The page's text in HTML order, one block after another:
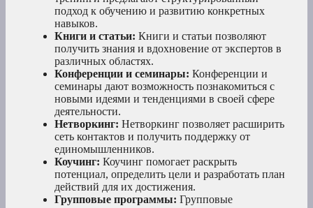
подход к обучению и развитию конкретных
навыков.
Книги и статьи: Книги и статьи позволяют
получить знания и вдохновение от экспертов в
различных областях.
Конференции и семинары: Конференции и
семинары дают возможность познакомиться с
новыми идеями и тенденциями в своей сфере
деятельности.
Нетворкинг: Нетворкинг позволяет расширить
сеть контактов и получить поддержку от
единомышленников.
Коучинг: Коучинг помогает раскрыть
потенциал, определить цели и разработать план
действий для их достижения.
Групповые программы: Групповые